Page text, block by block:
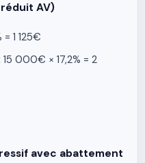
AV)
1 125€
000€ × 17,2% = 2
avec abattement